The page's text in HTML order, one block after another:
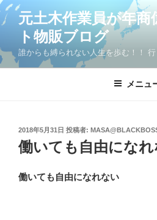
コ
ン
ン
ツ
元土木作業員が年商
ト物販ブログ
誰からも縛られない人生を歩む！！ 行
メニュ
投
稿
日:
2018年5月31日 投稿者:
働いても自由にな
働いても自由になれない